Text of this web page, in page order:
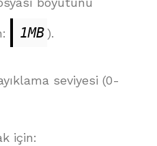
1MB).
seviyesi (0-
için: